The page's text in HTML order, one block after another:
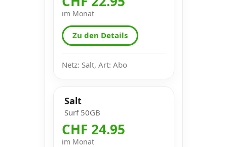
im Monat
Zu den Details
Netz: Salt, Art: Abo
Salt
Surf 50GB
CHF 24.95
im Monat